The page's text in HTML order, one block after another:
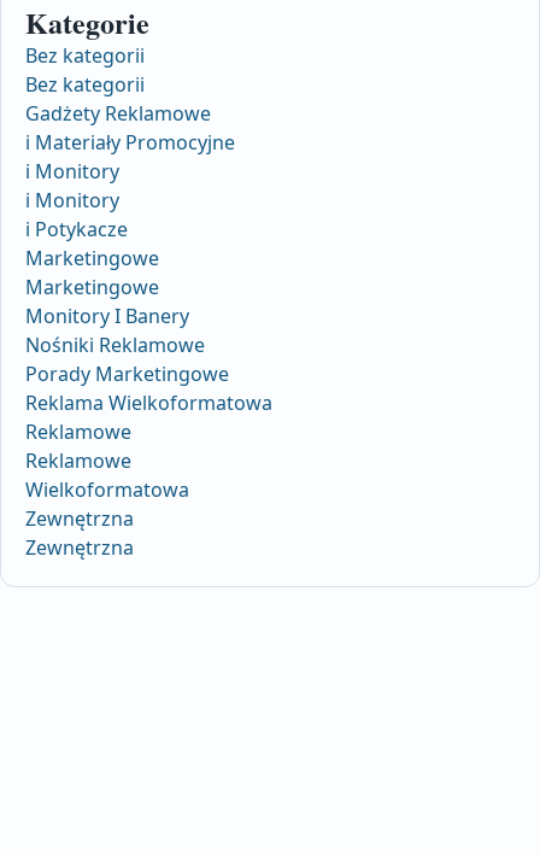
Kategorie
Bez kategorii
Bez kategorii
Gadżety Reklamowe
i Materiały Promocyjne
i Monitory
i Monitory
i Potykacze
Marketingowe
Marketingowe
Monitory I Banery
Nośniki Reklamowe
Porady Marketingowe
Reklama Wielkoformatowa
Reklamowe
Reklamowe
Wielkoformatowa
Zewnętrzna
Zewnętrzna